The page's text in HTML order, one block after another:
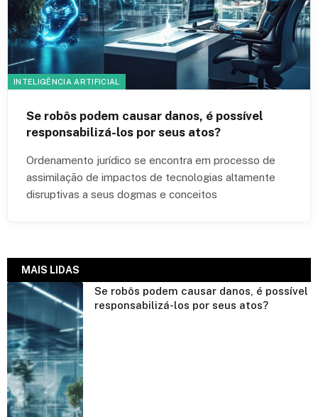
INTELIGÊNCIA ARTIFICIAL
Se robôs podem causar danos, é possível
responsabilizá-los por seus atos?
Ordenamento jurídico se encontra em processo de
assimilação de impactos de tecnologias altamente
disruptivas a seus dogmas e conceitos
MAIS LIDAS
Se robôs podem causar danos, é possível
responsabilizá-los por seus atos?